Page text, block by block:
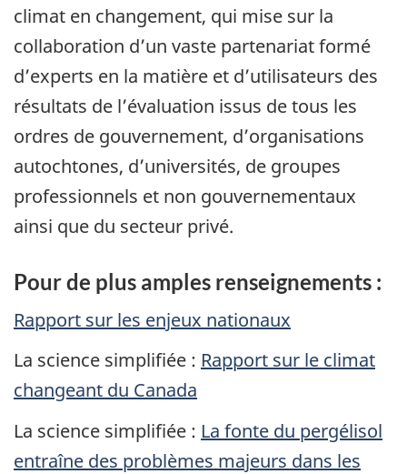
climat en changement, qui mise sur la
collaboration d’un vaste partenariat formé
d’experts en la matière et d’utilisateurs des
résultats de l’évaluation issus de tous les
ordres de gouvernement, d’organisations
autochtones, d’universités, de groupes
professionnels et non gouvernementaux
ainsi que du secteur privé.
Pour de plus amples renseignements :
Rapport sur les enjeux nationaux
La science simplifiée : Rapport sur le climat
changeant du Canada
La science simplifiée : La fonte du pergélisol
entraîne des problèmes majeurs dans les